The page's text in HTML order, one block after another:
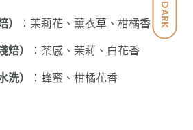
DARK
） ：茉莉花、薰衣草、柑橘香
焙） ：茶感、茉莉、白花香
洗） ：蜂蜜、柑橘花香